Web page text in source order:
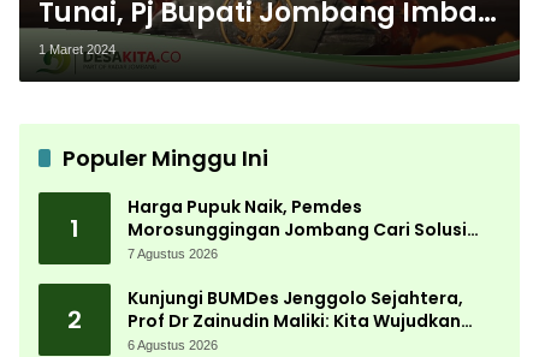
Tunai, Pj Bupati Jombang Imbau
Operator Desa Makin Teliti
1 Maret 2024
Populer Minggu Ini
1
Harga Pupuk Naik, Pemdes
Morosunggingan Jombang Cari Solusi
Lewat Kajian Akademik
7 Agustus 2026
2
Kunjungi BUMDes Jenggolo Sejahtera,
Prof Dr Zainudin Maliki: Kita Wujudkan
Kemandirian Ekonomi dengan Potensi
6 Agustus 2026